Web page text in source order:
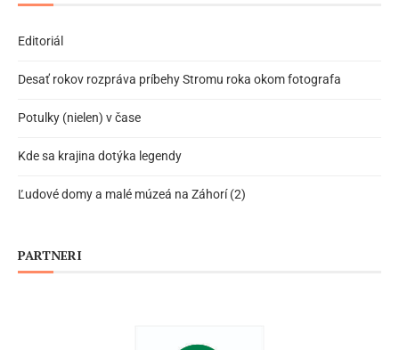
Editoriál
Desať rokov rozpráva príbehy Stromu roka okom fotografa
Potulky (nielen) v čase
Kde sa krajina dotýka legendy
Ľudové domy a malé múzeá na Záhorí (2)
PARTNERI